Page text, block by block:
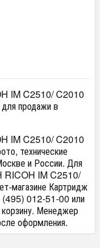
IM C2510/ C2010
продажи в
IM C2510/ C2010
технические
и России. Для
RICOH IM C2510/
магазине Картридж
(495) 012-51-00 или
корзину. Менеджер
оформления.